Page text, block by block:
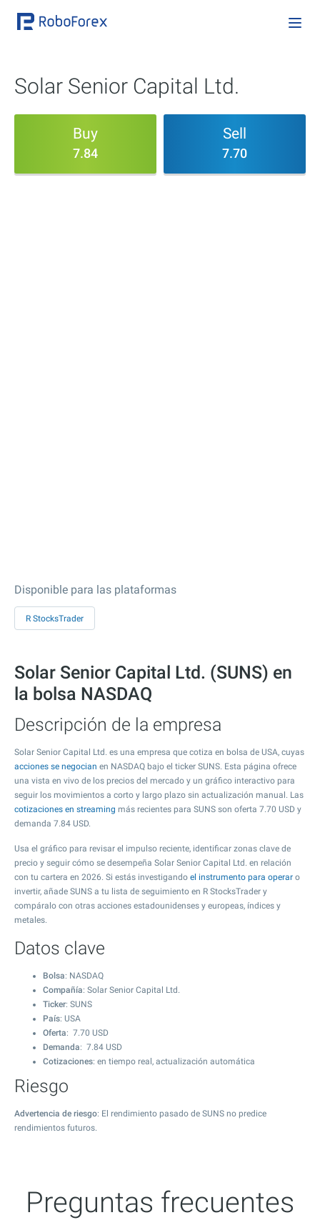
Solar Senior Capital Ltd.
Buy
7.84
Sell
7.70
Disponible para las plataformas
R StocksTrader
Solar Senior Capital Ltd. (SUNS) en
la bolsa NASDAQ
Descripción de la empresa
Solar Senior Capital Ltd. es una empresa que cotiza en bolsa de USA, cuyas
acciones se negocian en NASDAQ bajo el ticker SUNS. Esta página ofrece
una vista en vivo de los precios del mercado y un gráfico interactivo para
seguir los movimientos a corto y largo plazo sin actualización manual. Las
cotizaciones en streaming más recientes para SUNS son oferta 7.70 USD y
demanda 7.84 USD.
Usa el gráfico para revisar el impulso reciente, identificar zonas clave de
precio y seguir cómo se desempeña Solar Senior Capital Ltd. en relación
con tu cartera en 2026. Si estás investigando el instrumento para operar o
invertir, añade SUNS a tu lista de seguimiento en R StocksTrader y
compáralo con otras acciones estadounidenses y europeas, índices y
metales.
Datos clave
Bolsa: NASDAQ
Compañía: Solar Senior Capital Ltd.
Ticker: SUNS
País: USA
Oferta: 7.70 USD
Demanda: 7.84 USD
Cotizaciones: en tiempo real, actualización automática
Riesgo
Advertencia de riesgo: El rendimiento pasado de SUNS no predice
rendimientos futuros.
Preguntas frecuentes